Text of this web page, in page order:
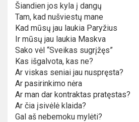
Šiandien jos kyla į dangų
Tam, kad nušviestų mane
Kad mūsų jau laukia Paryžius
Ir mūsų jau laukia Maskva
Sako vėl “Sveikas sugrįžęs”
Kas išgalvota, kas ne?
Ar viskas seniai jau nuspręsta?
Ar pasirinkimo nėra
Ar man dar kontraktas pratęstas?
Ar čia įsivėlė klaida?
Gal aš nebemoku mylėti?